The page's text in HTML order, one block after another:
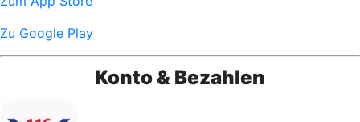
Zu Google Play
Konto & Bezahlen